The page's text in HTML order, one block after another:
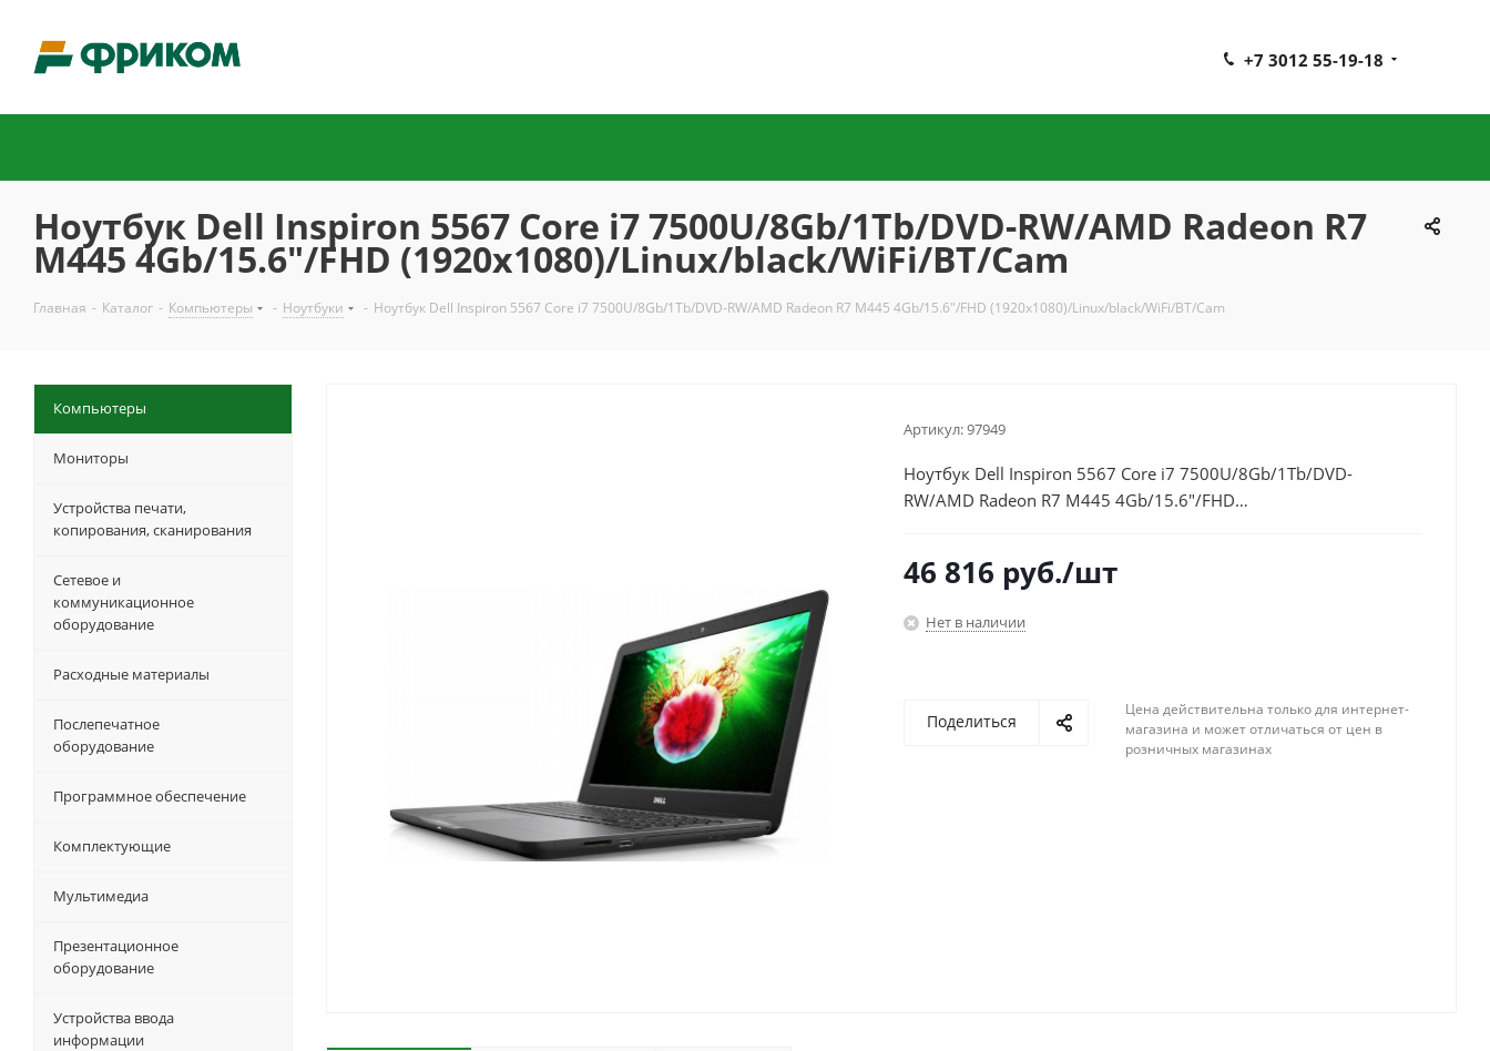
+7 3012 55-19-18
Ноутбук Dell Inspiron 5567 Core i7 7500U/8Gb/1Tb/DVD-RW/AMD Radeon R7
M445 4Gb/15.6"/FHD (1920x1080)/Linux/black/WiFi/BT/Cam
Главная - Каталог - Компьютеры - Ноутбуки - Ноутбук Dell Inspiron 5567 Core i7 7500U/8Gb/1Tb/DVD-RW/AMD Radeon R7 M445 4Gb/15.6"/FHD (1920x1080)/Linux/black/WiFi/BT/Cam
Артикул:97949
Ноутбук Dell Inspiron 5567 Core i7 7500U/8Gb/1Tb/DVD-
RW/AMD Radeon R7 M445 4Gb/15.6"/FHD
46 816 руб./шт
Нет в наличии
Поделиться
Цена действительна только для интернет-
магазина и может отличаться от цен в
розничных магазинах
Компьютеры
Мониторы
Устройства печати,
копирования, сканирования
Сетевое и
коммуникационное
оборудование
Расходные материалы
Послепечатное
оборудование
Программное обеспечение
Комплектующие
Мультимедиа
Презентационное
оборудование
Устройства ввода
информации